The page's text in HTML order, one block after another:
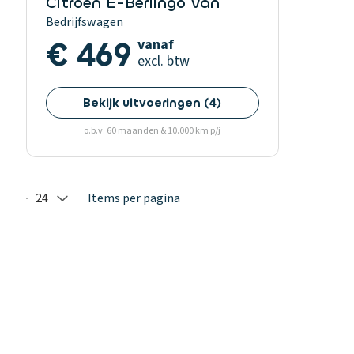
Bedrijfswagen
€ 469 vanaf
excl. btw
Bekijk uitvoeringen (4)
o.b.v. 60 maanden & 10.000 km p/j
Selected: 24
24 Items per pagina